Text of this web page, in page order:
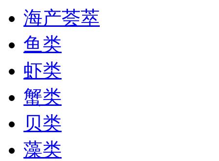
海产荟萃
鱼类
虾类
蟹类
贝类
藻类